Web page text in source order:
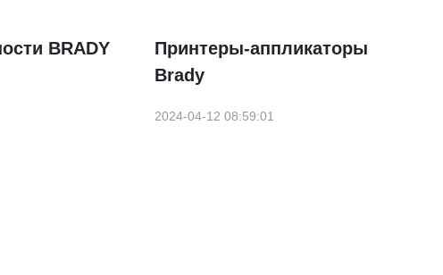
BRADY
Принтеры-аппликаторы
Brady
2024-04-12 08:59:01